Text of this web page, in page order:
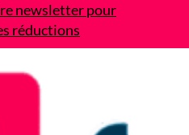
newsletter pour
réductions